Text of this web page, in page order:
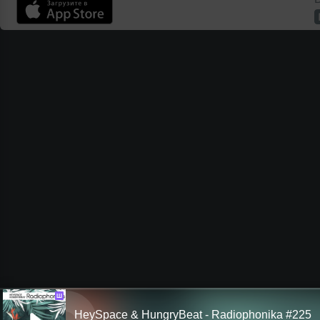
Ш
HeySpace & HungryBeat - Radiophonika #225